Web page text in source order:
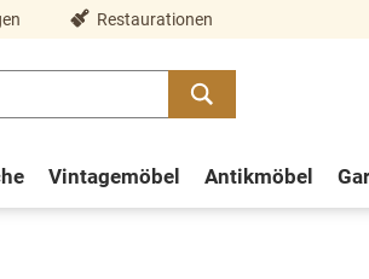
Restaurationen
Vintagemöbel Antikmöbel